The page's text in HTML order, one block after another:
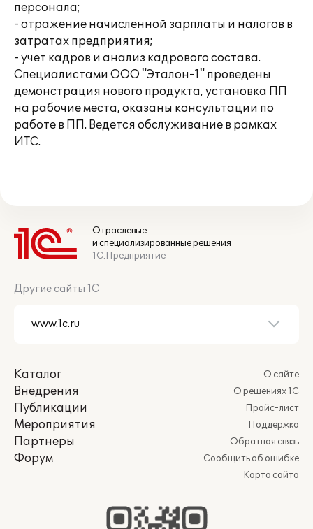
персонала;
- отражение начисленной зарплаты и налогов в
затратах предприятия;
- учет кадров и анализ кадрового состава.
Специалистами ООО "Эталон-1" проведены
демонстрация нового продукта, установка ПП
на рабочие места, оказаны консультации по
работе в ПП. Ведется обслуживание в рамках
ИТС.
Отраслевые
и специализированные решения
1С:Предприятие
Другие сайты 1С
Каталог
Внедрения
Публикации
Мероприятия
Партнеры
Форум
О сайте
О решениях 1С
Прайс-лист
Поддержка
Обратная связь
Сообщить об ошибке
Карта сайта